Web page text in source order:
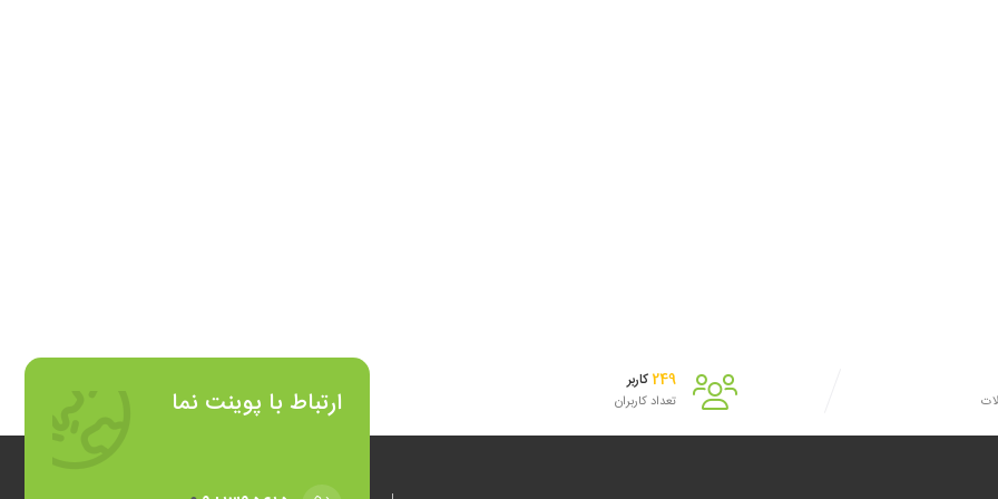
249 کاربر
تعداد کاربران ارتباط با پوینت نما